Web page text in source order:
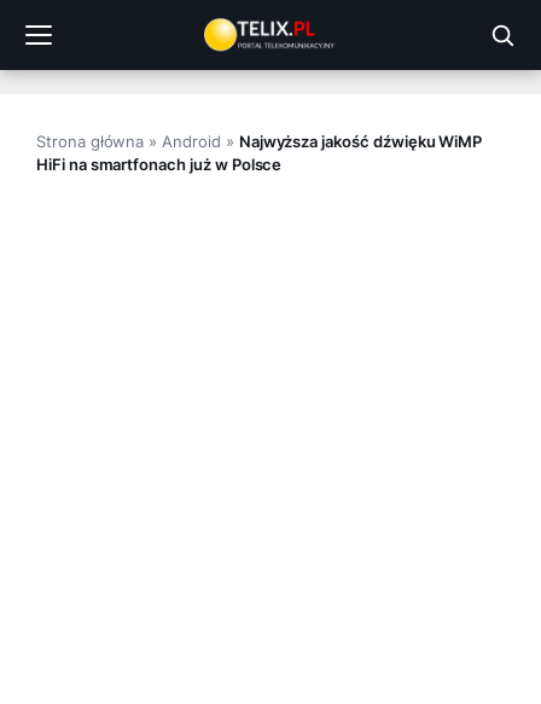
treści
Strona główna » Android » Najwyższa jakość dźwięku WiMP
HiFi na smartfonach już w Polsce